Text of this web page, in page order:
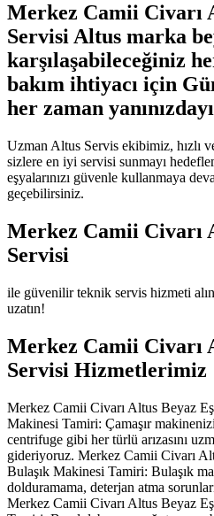
Merkez Camii Civarı
Servisi Altus marka
karşılaşabileceğiniz
bakım ihtiyacı için
her zaman
Uzman Altus Servis ekibimiz, hızlı
sizlere en iyi servisi sunmayı
eşyalarınızı güvenle kullanmaya
geçebilirsiniz.
Merkez Camii Civarı
Servisi
ile güvenilir teknik servis hizmeti
uzatın!
Merkez Camii Civarı
Servisi Hizmetlerimiz
Merkez Camii Civarı Altus Beyaz
Makinesi Tamiri: Çamaşır
centrifuge gibi her türlü arızasını
gideriyoruz. Merkez Camii Civarı
Bulaşık Makinesi Tamiri: Bulaşık
dolduramama, deterjan atma
Merkez Camii Civarı Altus Beyaz